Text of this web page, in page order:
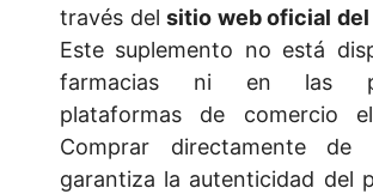
través del sitio web oficial
Este suplemento no está
farmacias ni en las
plataformas de comercio
Comprar directamente de
garantiza la autenticidad del